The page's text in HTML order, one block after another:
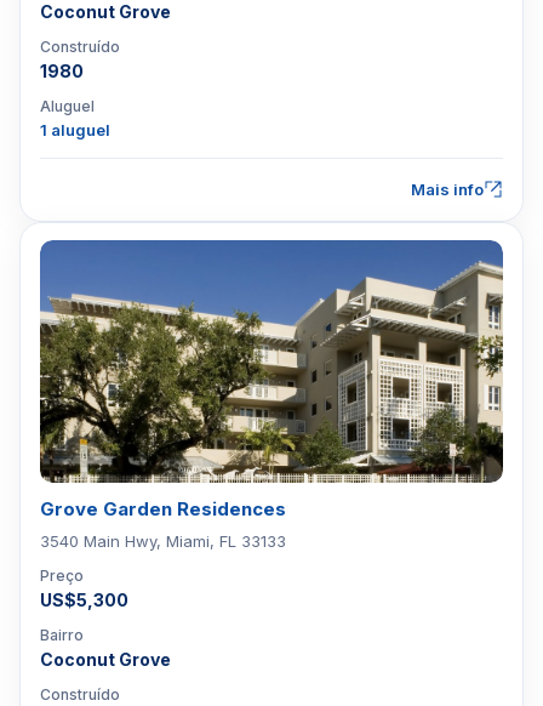
Coconut Grove
Construído
1980
Aluguel
1 aluguel
Mais info
Grove Garden Residences
3540 Main Hwy, Miami, FL 33133
Preço
US$5,300
Bairro
Coconut Grove
Construído